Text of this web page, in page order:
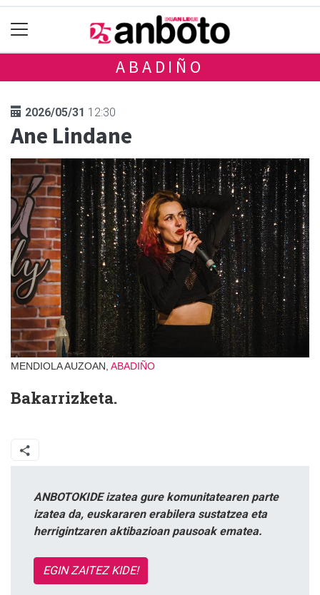
ABADIÑO
2026/05/31 12:30
Ane Lindane
MENDIOLA AUZOAN, ABADIÑO
Bakarrizketa.
ANBOTOKIDE izatea gure komunitatearen parte
izatea da, euskararen erabilera sustatzea eta
herrigintzaren aktibazioan pausoak ematea.
EGIN ZAITEZ KIDE!